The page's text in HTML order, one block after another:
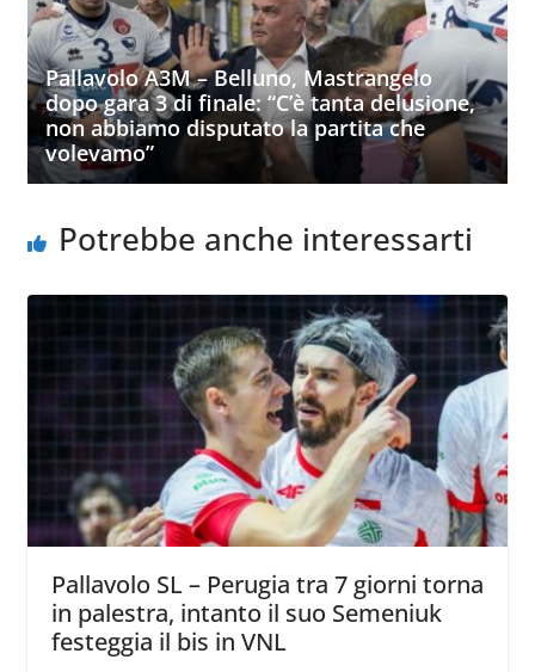
Pallavolo A3M – Belluno, Mastrangelo
dopo gara 3 di finale: “C’è tanta delusione,
non abbiamo disputato la partita che
volevamo”
Potrebbe anche interessarti
Pallavolo SL – Perugia tra 7 giorni torna
in palestra, intanto il suo Semeniuk
festeggia il bis in VNL